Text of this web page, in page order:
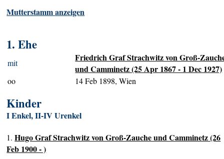
Mutterstamm anzeigen
1. Ehe
mit
Friedrich Graf Strachwitz von Groß-
und Camminetz (25 Apr 1867 - 1 Dec 1927)
oo 14 Feb 1898, Wien
Kinder
I Enkel, II-IV Urenkel
1.Hugo Graf Strachwitz von Groß-Zauche und Camminetz (26
Feb 1900 - )